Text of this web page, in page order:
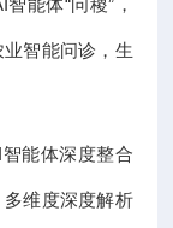
能体“问稷”，
智能问诊，生
能体深度整合
维度深度解析